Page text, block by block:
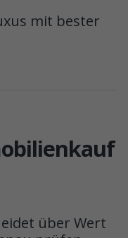
mit bester
über Wert